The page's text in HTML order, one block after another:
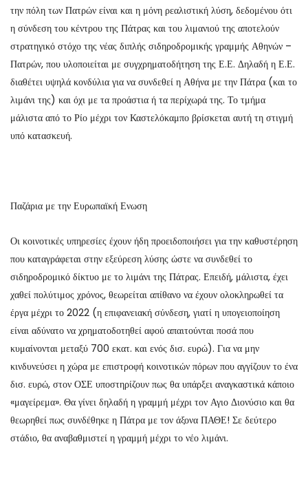
την πόλη των Πατρών είναι και η μόνη ρεαλιστική λύση, δεδομένου ότι
η σύνδεση του κέντρου της Πάτρας και του λιμανιού της αποτελούν
στρατηγικό στόχο της νέας διπλής σιδηροδρομικής γραμμής Αθηνών –
Πατρών, που υλοποιείται με συγχρηματοδήτηση της Ε.Ε. Δηλαδή η Ε.Ε.
διαθέτει υψηλά κονδύλια για να συνδεθεί η Αθήνα με την Πάτρα (και το
λιμάνι της) και όχι με τα προάστια ή τα περίχωρά της. Το τμήμα
μάλιστα από το Ρίο μέχρι τον Καστελόκαμπο βρίσκεται αυτή τη στιγμή
υπό κατασκευή.
Παζάρια με την Ευρωπαϊκή Ενωση
Οι κοινοτικές υπηρεσίες έχουν ήδη προειδοποιήσει για την καθυστέρηση
που καταγράφεται στην εξεύρεση λύσης ώστε να συνδεθεί το
σιδηροδρομικό δίκτυο με το λιμάνι της Πάτρας. Επειδή, μάλιστα, έχει
χαθεί πολύτιμος χρόνος, θεωρείται απίθανο να έχουν ολοκληρωθεί τα
έργα μέχρι το 2022 (η επιφανειακή σύνδεση, γιατί η υπογειοποίηση
είναι αδύνατο να χρηματοδοτηθεί αφού απαιτούνται ποσά που
κυμαίνονται μεταξύ 700 εκατ. και ενός δισ. ευρώ). Για να μην
κινδυνεύσει η χώρα με επιστροφή κοινοτικών πόρων που αγγίζουν το ένα
δισ. ευρώ, στον ΟΣΕ υποστηρίζουν πως θα υπάρξει αναγκαστικά κάποιο
«μαγείρεμα». Θα γίνει δηλαδή η γραμμή μέχρι τον Αγιο Διονύσιο και θα
θεωρηθεί πως συνδέθηκε η Πάτρα με τον άξονα ΠΑΘΕ! Σε δεύτερο
στάδιο, θα αναβαθμιστεί η γραμμή μέχρι το νέο λιμάνι.